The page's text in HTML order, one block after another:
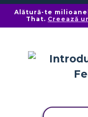
Alătură-te
That. Creează